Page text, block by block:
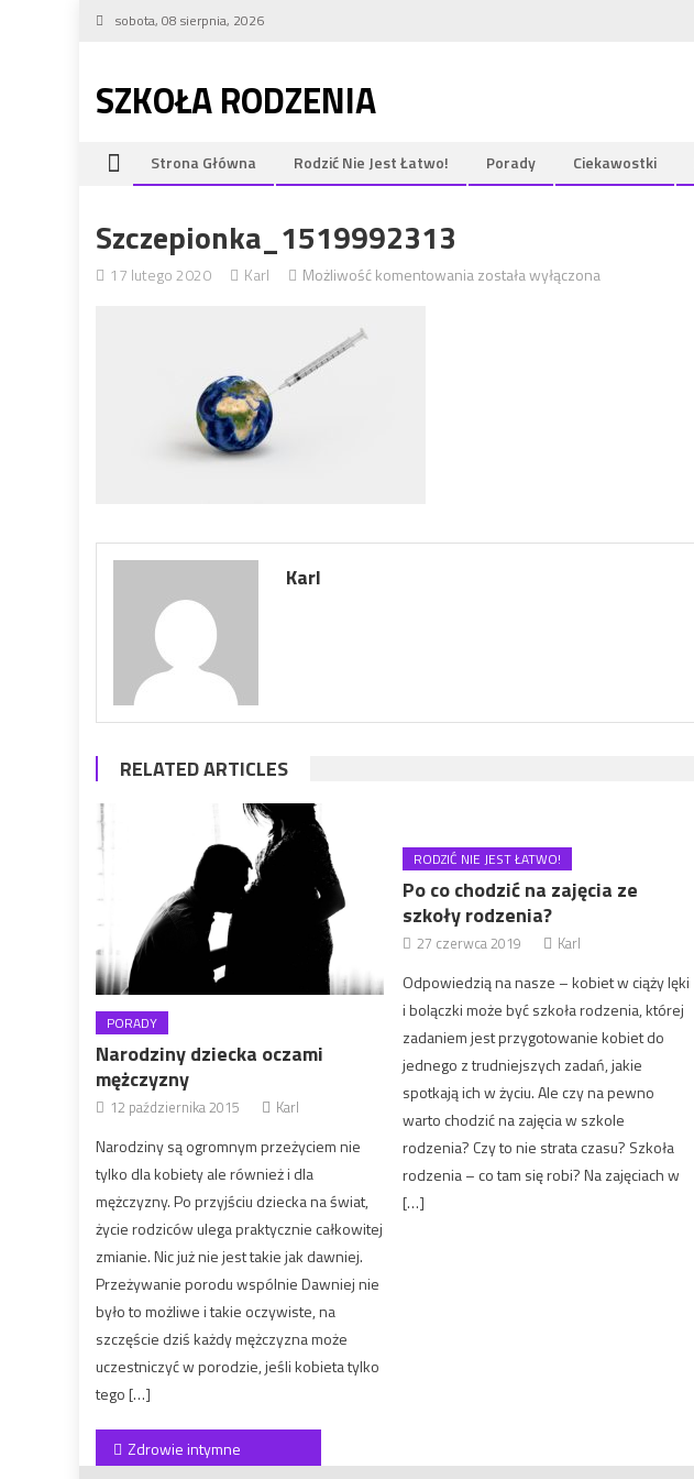
Skip to content
sobota, 08 sierpnia, 2026
SZKOŁA RODZENIA
Strona Główna Rodzić Nie Jest Łatwo! Porady Ciekawostki
Szczepionka_1519992313
17 lutego 2020 Karl Możliwość komentowaniaszczepionka_1519992313
została wyłączona
Karl
RELATED ARTICLES
PORADY
Narodziny dziecka oczami
mężczyzny
12 października 2015 Karl
Narodziny są ogromnym przeżyciem nie
tylko dla kobiety ale również i dla
mężczyzny. Po przyjściu dziecka na świat,
życie rodziców ulega praktycznie całkowitej
zmianie. Nic już nie jest takie jak dawniej.
Przeżywanie porodu wspólnie Dawniej nie
było to możliwe i takie oczywiste, na
szczęście dziś każdy mężczyzna może
uczestniczyć w porodzie, jeśli kobieta tylko
tego […]
RODZIĆ NIE JEST ŁATWO!
Po co chodzić na zajęcia ze
szkoły rodzenia?
27 czerwca 2019 Karl
Odpowiedzią na nasze – kobiet w ciąży lęki
i bolączki może być szkoła rodzenia, której
zadaniem jest przygotowanie kobiet do
jednego z trudniejszych zadań, jakie
spotkają ich w życiu. Ale czy na pewno
warto chodzić na zajęcia w szkole
rodzenia? Czy to nie strata czasu? Szkoła
rodzenia – co tam się robi? Na zajęciach w
[…]
Nawigacja wpisu
Zdrowie intymne